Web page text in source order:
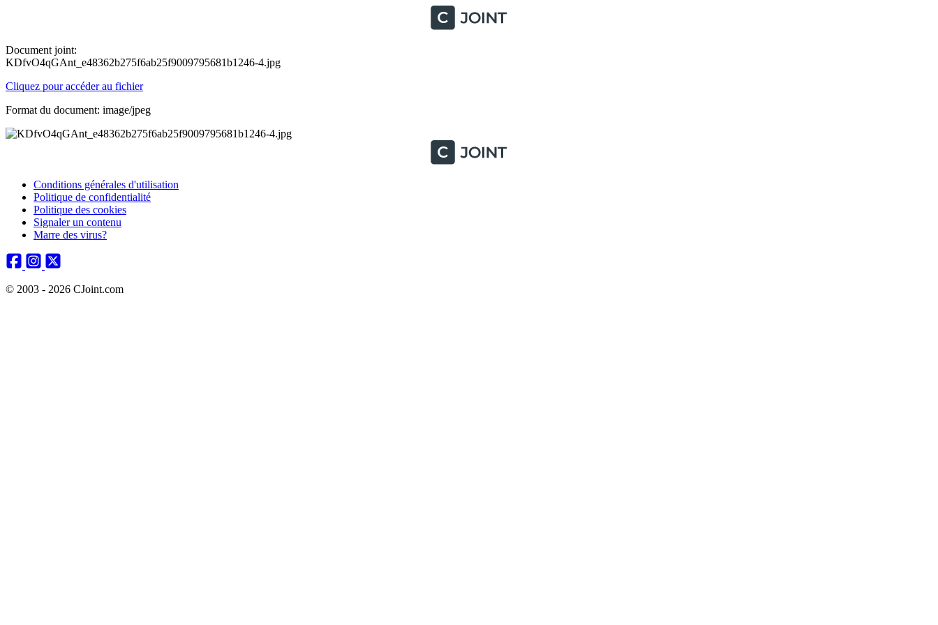
Document joint:
KDfvO4qGAnt_e48362b275f6ab25f9009795681b1246-4.jpg
Cliquez pour accéder au fichier
Format du document: image/jpeg
Conditions générales d'utilisation
Politique de confidentialité
Politique des cookies
Signaler un contenu
Marre des virus?
© 2003 - 2026 CJoint.com